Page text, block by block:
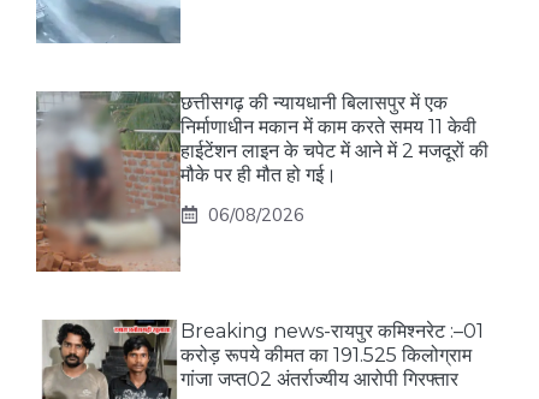
छत्तीसगढ़ की न्यायधानी बिलासपुर में एक
निर्माणाधीन मकान में काम करते समय 11 केवी
हाईटेंशन लाइन के चपेट में आने में 2 मजदूरों की
मौके पर ही मौत हो गई।
06/08/2026
Breaking news-रायपुर कमिश्नरेट :–01
करोड़ रूपये कीमत का 191.525 किलोग्राम
गांजा जप्त02 अंतर्राज्यीय आरोपी गिरफ्तार